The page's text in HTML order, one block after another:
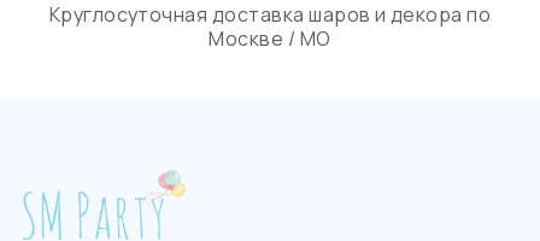
Круглосуточная доставка шаров и декора по
Москве / МО